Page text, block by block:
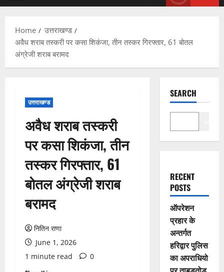
Home
उत्तराखण्ड
अवैध शराब तस्करी पर कसा शिकंजा, तीन तस्कर गिरफ्तार, 61 बोतल
अंग्रेजी शराब बरामद
उत्तराखण्ड
अवैध शराब तस्करी
पर कसा शिकंजा, तीन
तस्कर गिरफ्तार, 61
बोतल अंग्रेजी शराब
बरामद
नितिन राणा
June 1, 2026
1 minute read
0
SEARCH
RECENT
POSTS
ऑपरेशन
प्रहार के
अन्तर्गत
हरिद्वार पुलिस
का अपराधियो